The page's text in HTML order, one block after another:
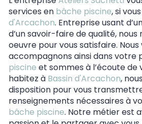
services en bâche piscine, si
d'Arcachon. Entreprise usant
d’un savoir-faire de qualité,
oeuvre pour vous satisfaire. Nous
accompagnons ainsi dans votre
piscine et sommes à l’écoute de
habitez à Bassin d'Arcachon,
disposition pour vous
renseignements nécessaires à
bâche piscine. Notre métier est